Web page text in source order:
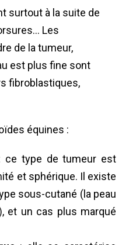
surtout à la suite de
Les
de la tumeur,
est plus fine sont
fibroblastiques,
équines :
type de tumeur est
et sphérique. Il existe
sous-cutané (la peau
et un cas plus marqué